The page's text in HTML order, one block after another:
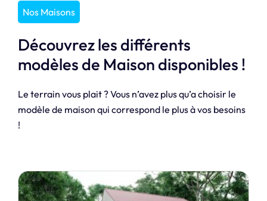
Nos Maisons
Découvrez les différents
modèles de Maison disponibles !
Le terrain vous plait ? Vous n’avez plus qu’a choisir le
modèle de maison qui correspond le plus à vos besoins
!